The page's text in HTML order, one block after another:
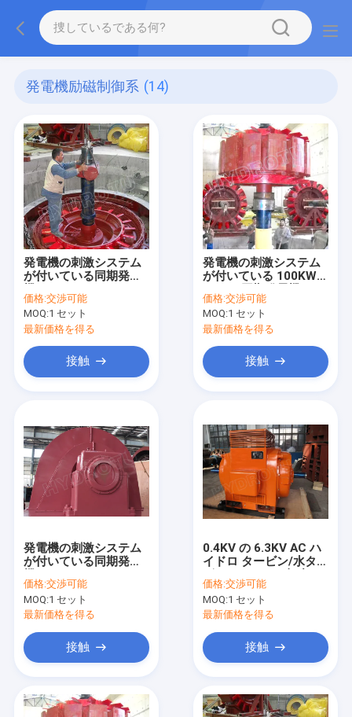
発電機励磁制御系 (14)
発電機の刺激システム
が付いている同期発電
価格:交渉可能
MOQ:1 セット
最新価格を得る
接触
発電機の刺激システム
が付いている 100KW-
価格:交渉可能
MOQ:1 セット
最新価格を得る
接触
発電機の刺激システム
が付いている同期発電
価格:交渉可能
MOQ:1 セット
最新価格を得る
接触
0.4KV の 6.3KV AC ハ
イドロ タービン/水ター
い同期発電機の刺激シ
ステム
価格:交渉可能
MOQ:1 セット
最新価格を得る
接触